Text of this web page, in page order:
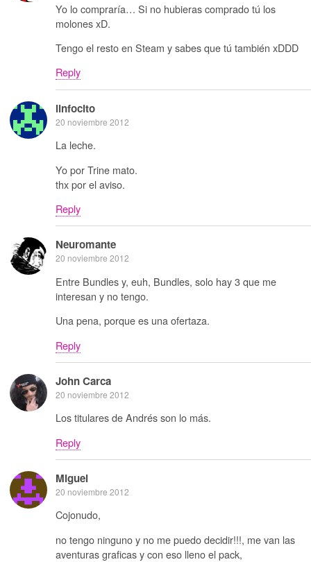
Yo lo compraría… Si no hubieras comprado tú los
molones xD.
Tengo el resto en Steam y sabes que tú también xDDD
Reply
linfocito
20 noviembre 2012
La leche.
Yo por Trine mato.
thx por el aviso.
Reply
Neuromante
20 noviembre 2012
Entre Bundles y, euh, Bundles, solo hay 3 que me
interesan y no tengo.
Una pena, porque es una ofertaza.
Reply
John Carca
20 noviembre 2012
Los titulares de Andrés son lo más.
Reply
Miguel
20 noviembre 2012
Cojonudo,
no tengo ninguno y no me puedo decidir!!!, me van las
aventuras graficas y con eso lleno el pack,